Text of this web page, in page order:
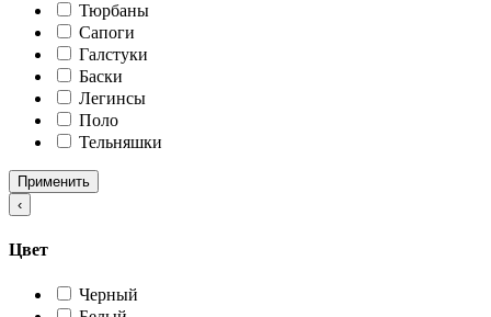
Тюрбаны
Сапоги
Галстуки
Баски
Легинсы
Поло
Тельняшки
Применить
‹
Цвет
Черный